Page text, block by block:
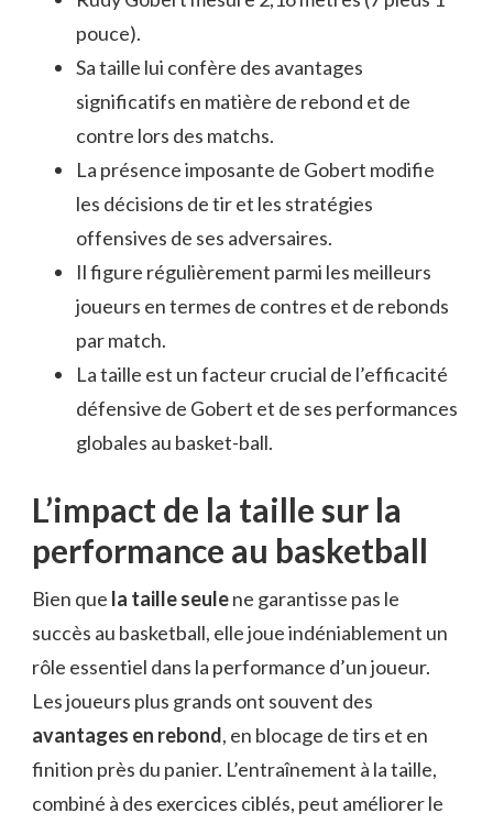
pouce).
Sa taille lui confère des avantages
significatifs en matière de rebond et de
contre lors des matchs.
La présence imposante de Gobert modifie
les décisions de tir et les stratégies
offensives de ses adversaires.
Il figure régulièrement parmi les meilleurs
joueurs en termes de contres et de rebonds
par match.
La taille est un facteur crucial de l’efficacité
défensive de Gobert et de ses performances
globales au basket-ball.
L’impact de la taille sur la
performance au basketball
Bien que la taille seulene garantisse pas le
succès au basketball, elle joue indéniablement un
rôle essentiel dans la performance d’un joueur.
Les joueurs plus grands ont souvent des
avantages en rebond, en blocage de tirs et en
finition près du panier. L’entraînement à la taille,
combiné à des exercices ciblés, peut améliorer le